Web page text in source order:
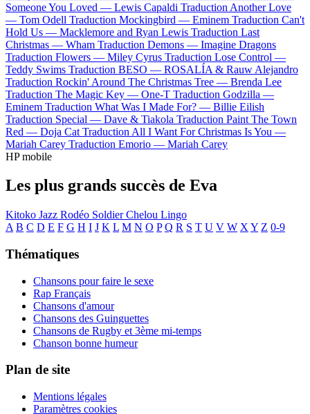
Someone You Loved — Lewis Capaldi Traduction Another Love
— Tom Odell Traduction Mockingbird — Eminem Traduction Can't
Hold Us — Macklemore and Ryan Lewis Traduction Last
Christmas — Wham Traduction Demons — Imagine Dragons
Traduction Flowers — Miley Cyrus Traduction Lose Control —
Teddy Swims Traduction BESO — ROSALÍA & Rauw Alejandro
Traduction Rockin' Around The Christmas Tree — Brenda Lee
Traduction The Magic Key — One-T Traduction Godzilla —
Eminem Traduction What Was I Made For? — Billie Eilish
Traduction Special — Dave & Tiakola Traduction Paint The Town
Red — Doja Cat Traduction All I Want For Christmas Is You —
Mariah Carey Traduction Emorio — Mariah Carey
HP mobile
Les plus grands succès de Eva
Kitoko Jazz Rodéo SoldierChelou Lingo
A B C D E F G H I J K L M N O P Q R S T U V W X Y Z 0-9
Thématiques
Chansons pour faire le sexe
Rap Français
Chansons d'amour
Chansons des Guinguettes
Chansons de Rugby et 3ème mi-temps
Chanson bonne humeur
Plan de site
Mentions légales
Paramètres cookies